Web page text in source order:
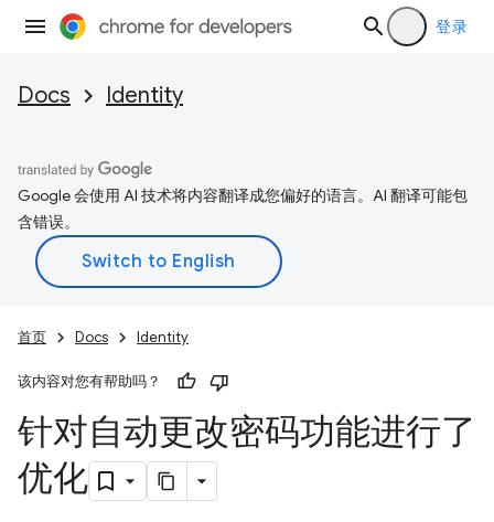
登录
Docs Identity
Google 会使用 AI 技术将内容翻译成您偏好的语言。AI 翻译可能包
含错误。
首页 Docs Identity
该内容对您有帮助吗？
针对自动更改密码功能进行了
优化